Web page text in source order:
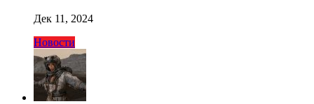
Дек 11, 2024
Новости